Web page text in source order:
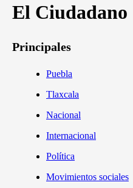
El Ciudadano
Principales
Puebla
Tlaxcala
Nacional
Internacional
Política
Movimientos sociales